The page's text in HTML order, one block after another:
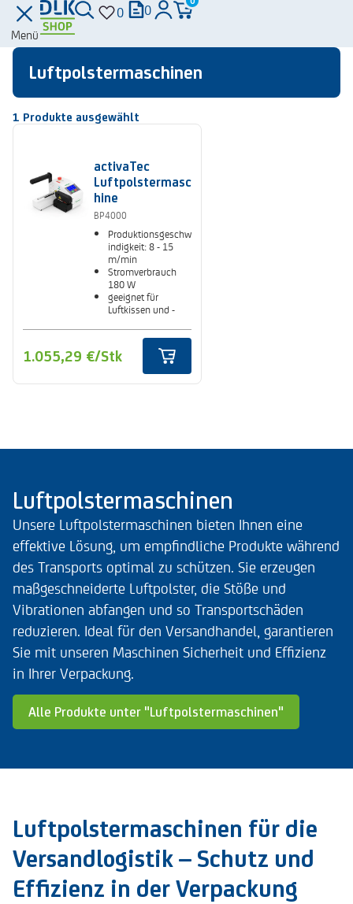
Menü
0 0
Luftpolstermaschinen
1 Produkte ausgewählt
activaTec
Luftpolstermasc
hine
BP4000
Produktionsgeschw
indigkeit: 8 - 15
m/min
Stromverbrauch
180 W
geeignet für
Luftkissen und -
1.055,29 €/Stk
Luftpolstermaschinen
Unsere Luftpolstermaschinen bieten Ihnen eine
effektive Lösung, um empfindliche Produkte während
des Transports optimal zu schützen. Sie erzeugen
maßgeschneiderte Luftpolster, die Stöße und
Vibrationen abfangen und so Transportschäden
reduzieren. Ideal für den Versandhandel, garantieren
Sie mit unseren Maschinen Sicherheit und Effizienz
in Ihrer Verpackung.
Alle Produkte unter "Luftpolstermaschinen"
Luftpolstermaschinen für die
Versandlogistik – Schutz und
Effizienz in der Verpackung